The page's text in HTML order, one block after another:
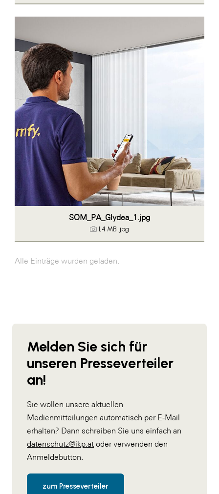
SOM_PA_Glydea_1.jpg
1,4 MB .jpg
Alle Einträge wurden geladen.
Melden Sie sich für
unseren Presseverteiler
an!
Sie wollen unsere aktuellen
Medienmitteilungen automatisch per E-Mail
erhalten? Dann schreiben Sie uns einfach an
datenschutz@ikp.at oder verwenden den
Anmeldebutton.
zum Presseverteiler